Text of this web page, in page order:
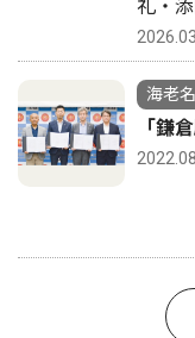
礼・添
海老
「鎌